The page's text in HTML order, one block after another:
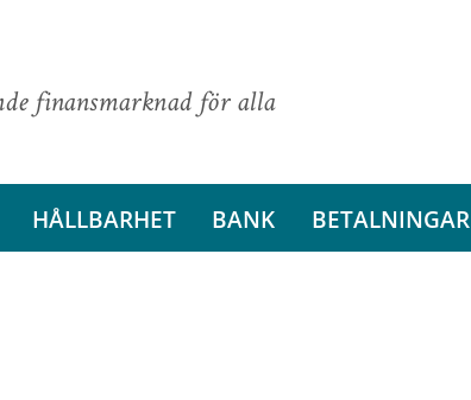
finansmarknad för alla
HÅLLBARHET BANK BETALNINGAR